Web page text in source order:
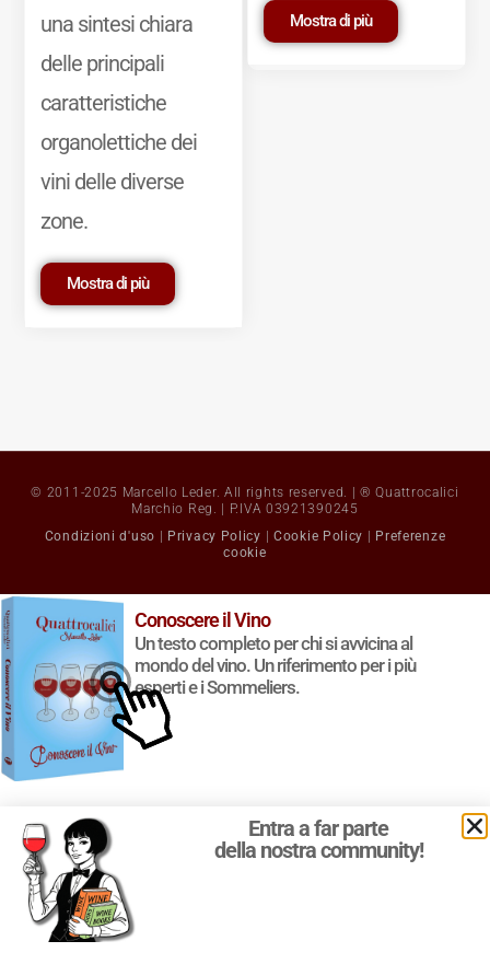
una sintesi chiara
delle principali
caratteristiche
organolettiche dei
vini delle diverse
zone.
Mostra di più
Mostra di più
© 2011-2025 Marcello Leder. All rights reserved. | ® Quattrocalici
Marchio Reg. | P.IVA 03921390245
Condizioni d'uso | Privacy Policy | Cookie Policy | Preferenze
cookie
Conoscere il Vino
Un testo completo per chi si avvicina al
mondo del vino. Un riferimento per i più
esperti e i Sommeliers.
Entra a far parte
della nostra community!